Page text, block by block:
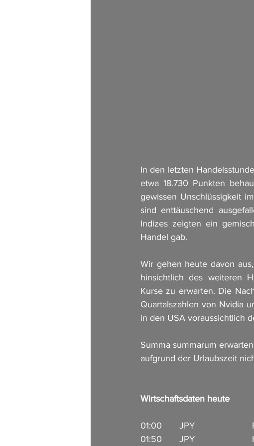
In den letzten
etwa 18.730 Punkten
gewissen Unschlüssigkeit
sind enttäuschend
Indizes zeigten ein
Handel gab.
Wir gehen heute davon
hinsichtlich des weiteren
Kurse zu erwarten. Die
Quartalszahlen von Nvidia
in den USA voraussichtlich
Summa summarum
aufgrund der Urlaubszeit
Wirtschaftsdaten heute
01:00       JPY
01:50       JPY